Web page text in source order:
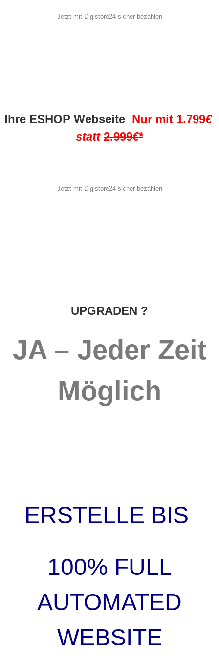
Jetzt mit Digistore24 sicher bezahlen
Ihre ESHOP Webseite Nur mit 1.799€
statt 2.999€*
Jetzt mit Digistore24 sicher bezahlen
UPGRADEN ?
JA – Jeder Zeit
Möglich
ERSTELLE BIS
100% FULL
AUTOMATED
WEBSITE